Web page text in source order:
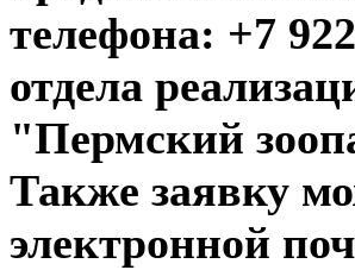
телефона: +7
отдела
"Пермский
Также заявку
электронной